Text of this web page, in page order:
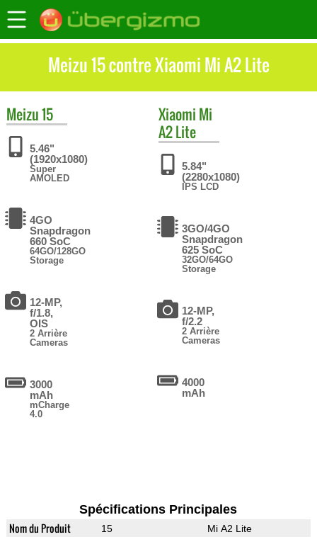
Meizu 15 contre Xiaomi Mi A2 Lite
Meizu15
5.46"
(1920x1080)
Super
AMOLED
4GO
Snapdragon
660 SoC
64GO/128GO
Storage
12-MP,
f/1.8,
OIS
2 Arrière
Cameras
3000
mAh
mCharge
4.0
Xiaomi Mi
A2 Lite
5.84"
(2280x1080)
IPS LCD
3GO/4GO
Snapdragon
625 SoC
32GO/64GO
Storage
12-MP,
f/2.2
2 Arrière
Cameras
4000
mAh
Spécifications Principales
Nom du Produit 15 Mi A2 Lite